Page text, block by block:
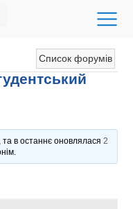
Список форумів
та в останнє оновлялася 2
.